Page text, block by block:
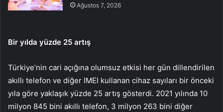
Ağustos 7, 2026
Bir yılda yüzde 25 artış
Türkiye’nin cari açığına olumsuz etkisi her gün dillendirilen
akıllı telefon ve diğer IMEI kullanan cihaz sayıları bir önceki
yıla göre yaklaşık yüzde 25 artış gösterdi. 2021 yılında 10
milyon 845 bini akıllı telefon, 3 milyon 263 bini diğer